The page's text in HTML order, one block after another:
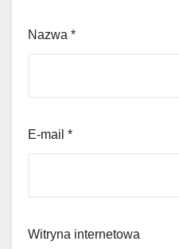
Nazwa *
E-mail *
Witryna internetowa